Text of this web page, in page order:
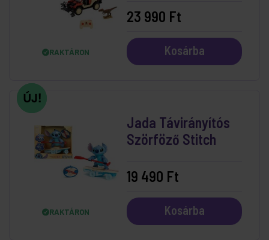
RAKTÁRON
23 990 Ft
Kosárba
RAKTÁRON
Jada Távirányítós
Szörföző Stitch
19 490 Ft
Kosárba